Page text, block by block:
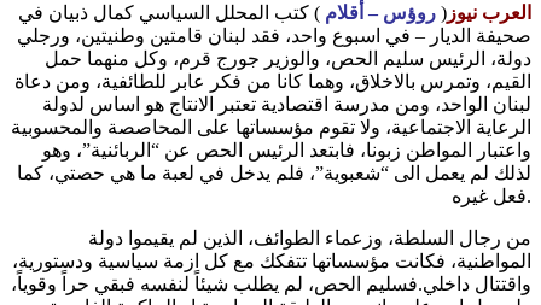
العرب نيوز ( روؤس – أقلام ) كتب المحلل السياسي كمال ذبيان في
صحيفة الديار – في اسبوع واحد، فقد لبنان قامتين وطنيتين، ورجلي
دولة، الرئيس سليم الحص، والوزير جورج قرم، وكل منهما حمل
القيم، وتمرس بالاخلاق، وهما كانا من فكر عابر للطائفية، ومن دعاة
لبنان الواحد، ومن مدرسة اقتصادية تعتبر الانتاج هو اساس لدولة
الرعاية الاجتماعية، ولا تقوم مؤسساتها على المحاصصة والمحسوبية
واعتبار المواطن زبونا، فابتعد الرئيس الحص عن “الربائنية”، وهو
لذلك لم يعمل الى “شعبوية”، فلم يدخل في لعبة ما هي حصتي، كما
فعل غيره.
من رجال السلطة، وزعماء الطوائف، الذين لم يقيموا دولة
المواطنية، فكانت مؤسساتها تتفكك مع كل ازمة سياسية ودستورية،
واقتتال داخلي.فسليم الحص، لم يطلب شيئاً لنفسه فبقي حراً وقوياً،